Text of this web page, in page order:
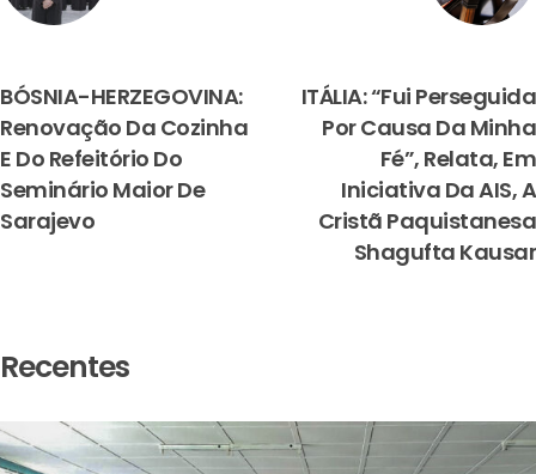
BÓSNIA-HERZEGOVINA:
Renovação Da Cozinha
E Do Refeitório Do
Seminário Maior De
Sarajevo
ITÁLIA: “Fui Perseguida
Por Causa Da Minha
Fé”, Relata, Em
Iniciativa Da AIS, A
Cristã Paquistanesa
Shagufta Kausar
Recentes